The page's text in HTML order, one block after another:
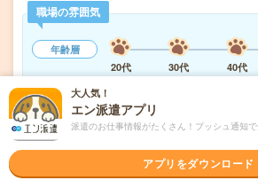
職場の雰囲気
年齢層
20代
30代 40代
気になる!
派遣会社 株式会社ウィルオブ・ワーク
大人気！
エン派遣アプリ
派遣のお仕事情報がたくさん！プッシュ通知で
アプリをダウンロード